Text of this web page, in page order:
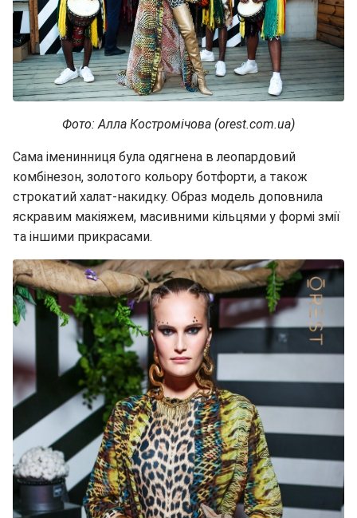
Фото: Алла Костромічова (orest.com.ua)
Сама іменинниця була одягнена в леопардовий
комбінезон, золотого кольору ботфорти, а також
строкатий халат-накидку. Образ модель доповнила
яскравим макіяжем, масивними кільцями у формі змії
та іншими прикрасами.